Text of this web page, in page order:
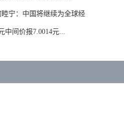
宁：中国将继续为全球经
中间价报7.0014元...